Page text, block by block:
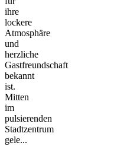
ihre
lockere
Atmosphäre
und
herzliche
Gastfreundschaft
bekannt
ist.
Mitten
im
pulsierenden
Stadtzentrum
gele...